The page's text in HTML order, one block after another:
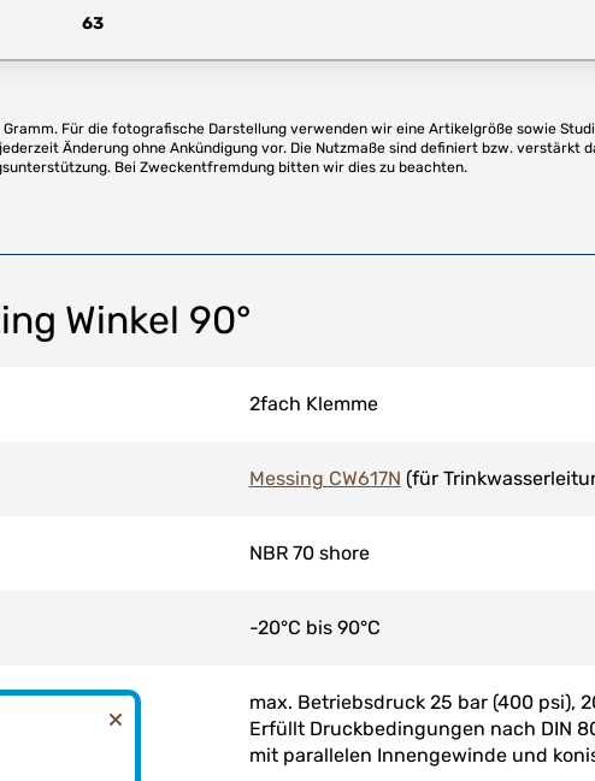
63
Für die fotografische Darstellung verwenden wir eine Artikelgröße sowie
Änderung ohne Ankündigung vor. Die Nutzmaße sind definiert bzw. verstärkt
Bei Zweckentfremdung bitten wir dies zu beachten.
Winkel 90°
2fach Klemme
Messing CW617N (für
NBR 70 shore
-20°C bis 90°C
max. Betriebsdruck 25 bar (400 psi),
Erfüllt Druckbedingungen nach DIN
mit parallelen Innengewinde und